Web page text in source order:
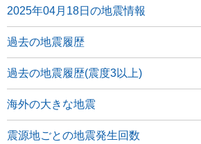
2025年04月18日の地震情報
過去の地震履歴
過去の地震履歴(震度3以上)
海外の大きな地震
震源地ごとの地震発生回数